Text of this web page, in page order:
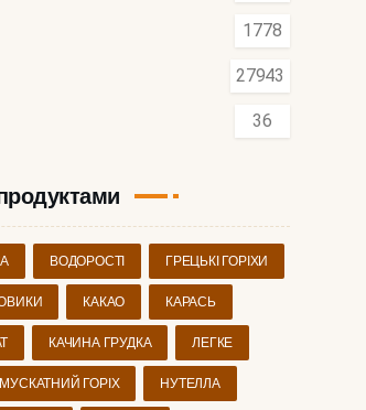
1778
27943
36
ВОДОРОСТІ ГРЕЦЬКІ ГОРІХИ
КАКАО КАРАСЬ
КАЧИНА ГРУДКА ЛЕГКЕ
МУСКАТНИЙ ГОРІХ НУТЕЛЛА